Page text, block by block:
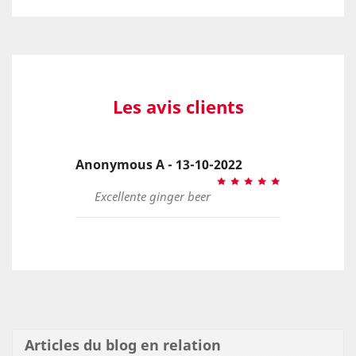
Les avis clients
Anonymous A - 13-10-2022
Excellente ginger beer
Articles du blog en relation